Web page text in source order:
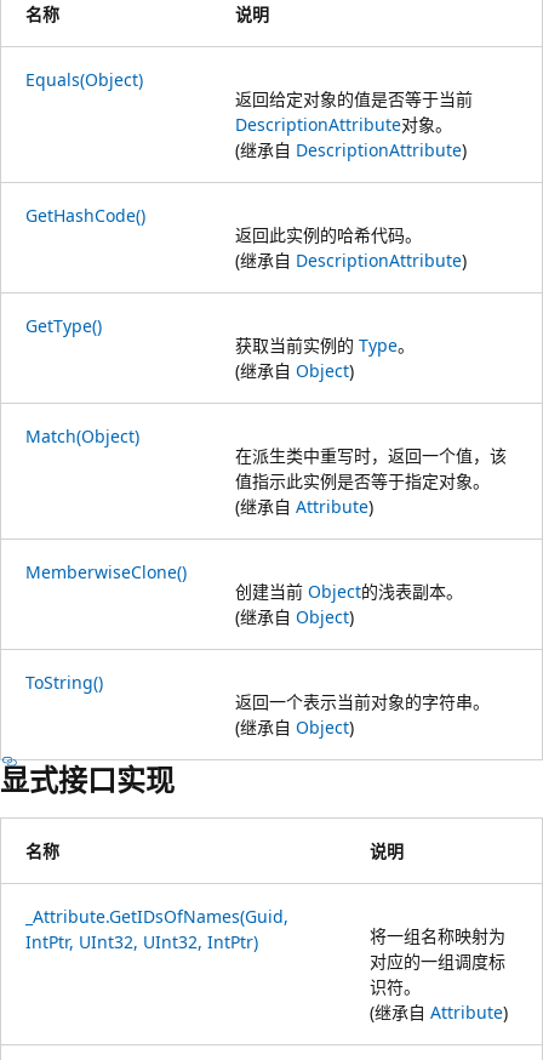
名称 说明
Equals(Object)
返回给定对象的值是否等于当前
DescriptionAttribute对象。
(继承自 DescriptionAttribute)
GetHashCode()
返回此实例的哈希代码。
(继承自 DescriptionAttribute)
GetType()
获取当前实例的 Type。
(继承自 Object)
Match(Object)
在派生类中重写时，返回一个值，该
值指示此实例是否等于指定对象。
(继承自 Attribute)
MemberwiseClone()
创建当前 Object的浅表副本。
(继承自 Object)
ToString()
返回一个表示当前对象的字符串。
(继承自 Object)
显式接口实现
名称 说明
_Attribute.GetIDsOfNames(Guid,
IntPtr, UInt32, UInt32, IntPtr)
将一组名称映射为
对应的一组调度标
识符。
(继承自 Attribute)